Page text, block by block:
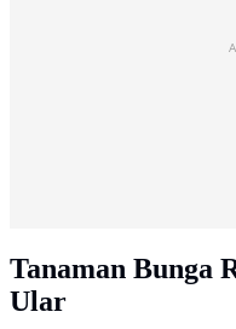
Tanaman Bunga
Ular